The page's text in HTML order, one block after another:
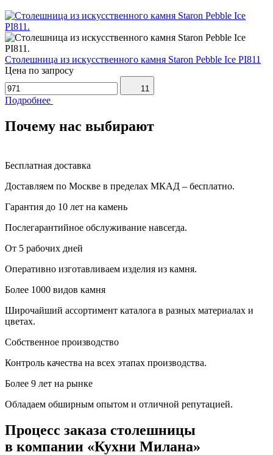
Столешница из искусственного камня Staron Pebble Ice PI811
Цена по запросу
11
Подробнее
Почему нас выбирают
Бесплатная доставка
Доставляем по Москве в пределах МКАД – бесплатно.
Гарантия до 10 лет на камень
Послегарантийное обслуживание навсегда.
От 5 рабочих дней
Оперативно изготавливаем изделия из камня.
Более 1000 видов камня
Широчайший ассортимент каталога в разных материалах и
цветах.
Собственное производство
Контроль качества на всех этапах производства.
Более 9 лет на рынке
Обладаем обширным опытом и отличной репутацией.
Процесс заказа столешницы
в компании «Кухни Милана»